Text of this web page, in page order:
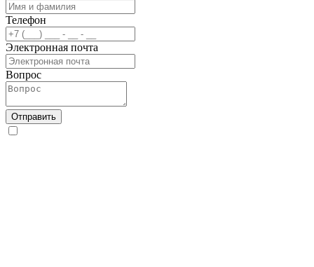
Телефон
Электронная почта
Вопрос
Отправить